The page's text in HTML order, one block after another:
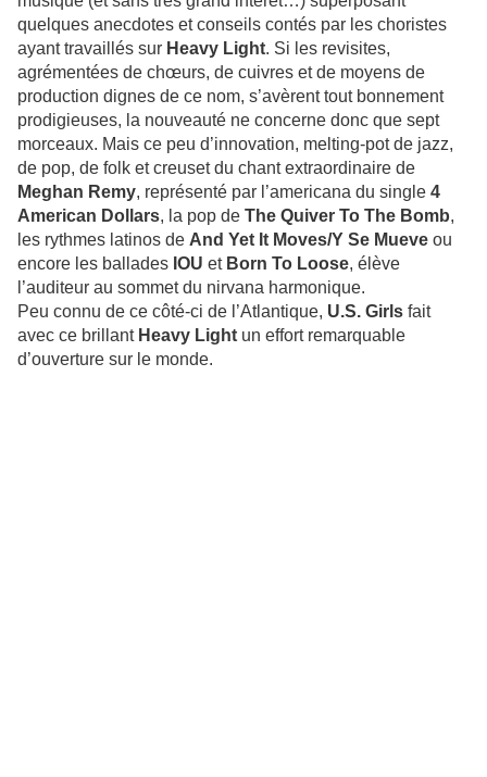
quelques anecdotes et conseils contés par les choristes
ayant travaillés sur Heavy Light. Si les revisites,
agrémentées de chœurs, de cuivres et de moyens de
production dignes de ce nom, s’avèrent tout bonnement
prodigieuses, la nouveauté ne concerne donc que sept
morceaux. Mais ce peu d’innovation, melting-pot de jazz,
de pop, de folk et creuset du chant extraordinaire de
Meghan Remy, représenté par l’americana du single 4
American Dollars, la pop de The Quiver To The Bomb,
les rythmes latinos de And Yet It Moves/Y Se Mueve ou
encore les ballades IOU et Born To Loose, élève
l’auditeur au sommet du nirvana harmonique.
Peu connu de ce côté-ci de l’Atlantique, U.S. Girls fait
avec ce brillant Heavy Light un effort remarquable
d’ouverture sur le monde.